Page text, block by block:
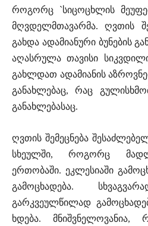
როგორც `სიცოცხლის
მღვდელმთავარმა. ღვთის
გახდა ადამიანური ბუნების
აღასრულა თავისი
გახლდათ ადამიანის
განახლებაც, რაც
განახლებასაც.
ღვთის შემეცნება
სხეულში, როგორც
ერთობაში. ეკლესიაში
გამოცხადება.
გარკვეულწილად
ხდება.